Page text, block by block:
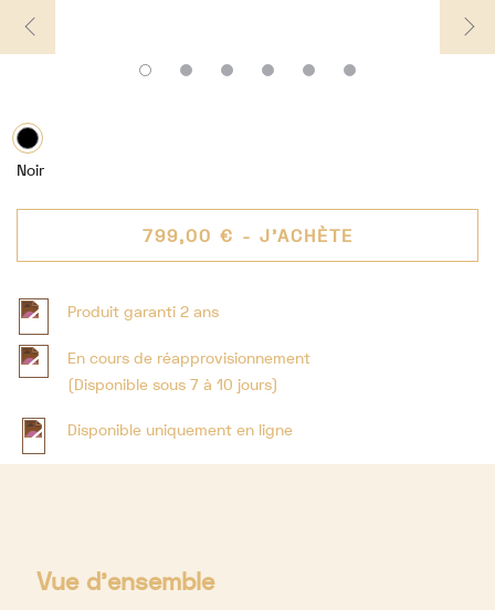
Noir
799,00 € - J'ACHÈTE
Produit garanti 2 ans
En cours de réapprovisionnement
(Disponible sous 7 à 10 jours)
Disponible uniquement en ligne
Vue d'ensemble